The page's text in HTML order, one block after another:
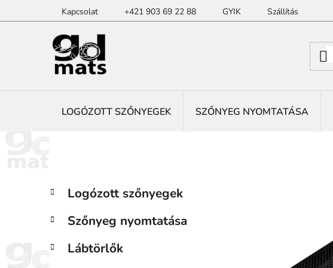
a
Kapcsolat +421 903 69 22 88 GYIK Szállítás
LOGÓZOTT SZŐNYEGEK SZŐNYEG NYOMTATÁSA
O
d
l
Kategóriák
átugrása
K
a
e
ó
Logózott szőnyegek
Szőnyeg nyomtatása
Lábtörlők